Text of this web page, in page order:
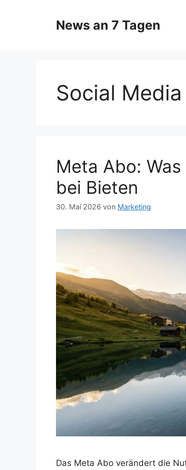
News an 7 Tagen
Social
Meta Abo:
bei Bieten
30. Mai 2026 von Marketing
Das Meta Abo verändert die